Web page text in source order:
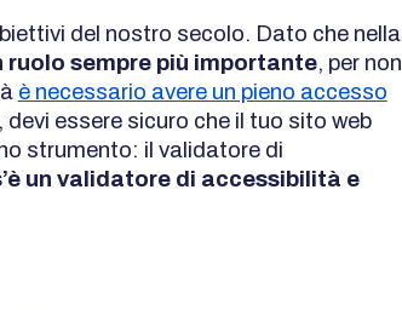
del nostro secolo. Dato che nella
ruolo sempre più importante, per non
è necessario avere un pieno accesso
devi essere sicuro che il tuo sito web
strumento: il validatore di
un validatore di accessibilità e